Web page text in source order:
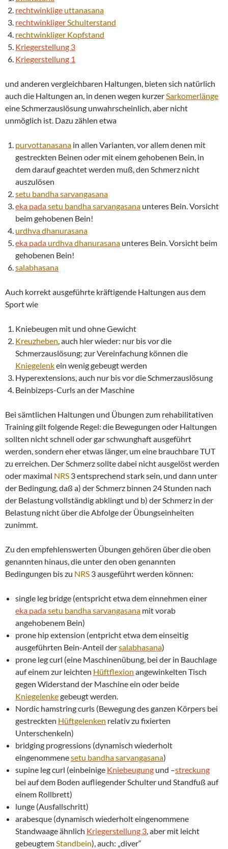
rechtwinklige uttanasana
rechtwinkligerSchulterstand
rechtwinkliger Kopfstand
Kriegerstellung 3
Kriegerstellung 1
und anderen vergleichbaren Haltungen, bieten sich natürlich
auch die Haltungen an, in denen wegen kurzerSarkomerlänge
eine Schmerzauslösung unwahrscheinlich, aber nicht
unmöglich ist. Dazu zählen etwa
purvottanasana in allen Varianten, vor allem denen mit
gestreckten Beinen oder mit einem gehobenen Bein, in
dem darauf geachtet werden muß, den Schmerz nicht
auszulösen
setu bandhasarvangasana
eka padasetu bandhasarvangasana unteres Bein. Vorsicht
beim gehobenen Bein!
urdhvadhanurasana
eka pada urdhvadhanurasana unteres Bein. Vorsicht beim
gehobenen Bein!
salabhasana
Auch korrekt ausgeführte kräftigende Haltungen aus dem
Sport wie
Kniebeugen mit und ohne Gewicht
Kreuzheben, auch hier wieder: nur bis vor die
Schmerzauslösung; zur Vereinfachung können die
Kniegelenkein wenig gebeugt werden
Hyperextensions, auch nur bis vor die Schmerzauslösung
Beinbizeps-Curls an der Maschine
Bei sämtlichen Haltungen und Übungen zum rehabilitativen
Training gilt folgende Regel: die Bewegungen oder Haltungen
sollten nicht schnell oder gar schwunghaft ausgeführt
werden, sondern eher etwas länger, um eine brauchbare TUT
zu erreichen. Der Schmerz sollte dabei nicht ausgelöst werden
oder maximal NRS 3 entsprechend stark sein, und dann unter
der Bedingung, daß a) der Schmerz binnen 24 Stunden nach
der Belastung vollständig abklingt und b) der Schmerz in der
Belastung nicht über die Abfolge der Übungseinheiten
zunimmt.
Zu den empfehlenswerten Übungen gehören über die oben
genannten hinaus, die unter den oben genannten
Bedingungen bis zu NRS 3 ausgeführt werden können:
single leg bridge (entspricht etwa dem einnehmen einer
eka padasetu bandhasarvangasana mit vorab
angehobenem Bein)
prone hip extension (entpricht etwa dem einseitig
ausgeführten Bein-Anteil dersalabhasana)
prone leg curl (eine Maschinenübung, bei der in Bauchlage
auf einem zur leichten Hüftflexion angewinkelten Tisch
gegen Widerstand der Maschine ein oder beide
Kniegelenkegebeugt werden.
Nordic hamstring curls (Bewegung des ganzen Körpers bei
gestreckten Hüftgelenken relativ zu fixierten
Unterschenkeln)
bridging progressions (dynamisch wiederholt
eingenommenesetu bandhasarvangasana)
supine leg curl (einbeinige Kniebeugung und –streckung
bei auf dem Boden aufliegender Schulter und Standfuß auf
einem Rollbrett)
lunge (Ausfallschritt)
arabesque (dynamisch wiederholt eingenommene
Standwaage ähnlich Kriegerstellung 3, aber mit leicht
gebeugtemStandbein), auch: „diver“